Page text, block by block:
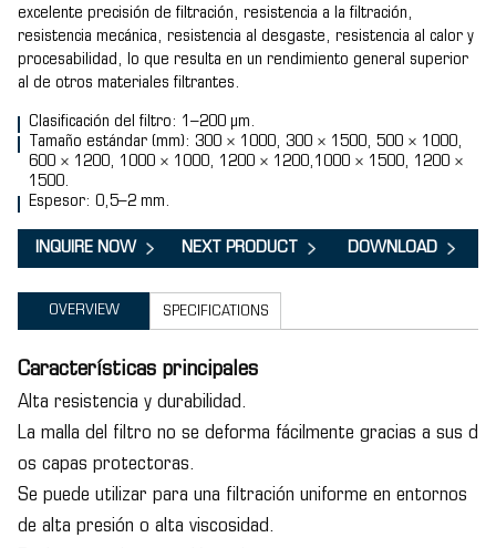
excelente precisión de filtración, resistencia a la filtración,
resistencia mecánica, resistencia al desgaste, resistencia al calor y
procesabilidad, lo que resulta en un rendimiento general superior
al de otros materiales filtrantes.
Clasificación del filtro: 1–200 µm.
Tamaño estándar (mm): 300 × 1000, 300 × 1500, 500 × 1000,
600 × 1200, 1000 × 1000, 1200 × 1200,1000 × 1500, 1200 ×
1500.
Espesor: 0,5–2 mm.
INQUIRE NOW NEXT PRODUCT DOWNLOAD
OVERVIEW SPECIFICATIONS
Características principales
Alta resistencia y durabilidad.
La malla del filtro no se deforma fácilmente gracias a sus d
os capas protectoras.
Se puede utilizar para una filtración uniforme en entornos
de alta presión o alta viscosidad.